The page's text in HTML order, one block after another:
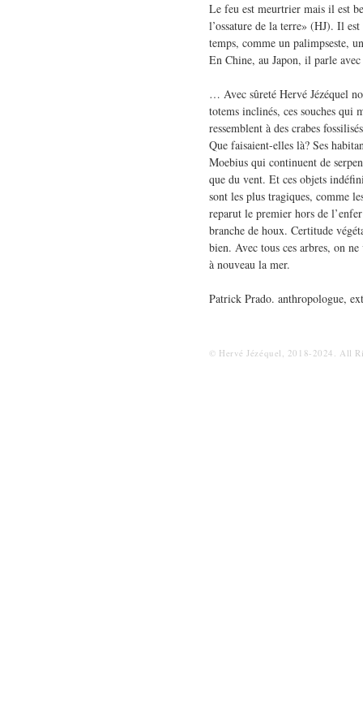
Le feu est meurtrier mais il est
l’ossature de la terre» (HJ). Il
temps, comme un palimpseste,
En Chine, au Japon, il parle
… Avec sûreté Hervé Jézéquel
totems inclinés, ces souches qui
ressemblent à des crabes
Que faisaient-elles là? Ses
Moebius qui continuent de
que du vent. Et ces objets
sont les plus tragiques, comme
reparut le premier hors de
branche de houx. Certitude
bien. Avec tous ces arbres, on
à nouveau la mer.
Patrick Prado. anthropologue,
© Hervé Jézéquel, 2018-2024. All